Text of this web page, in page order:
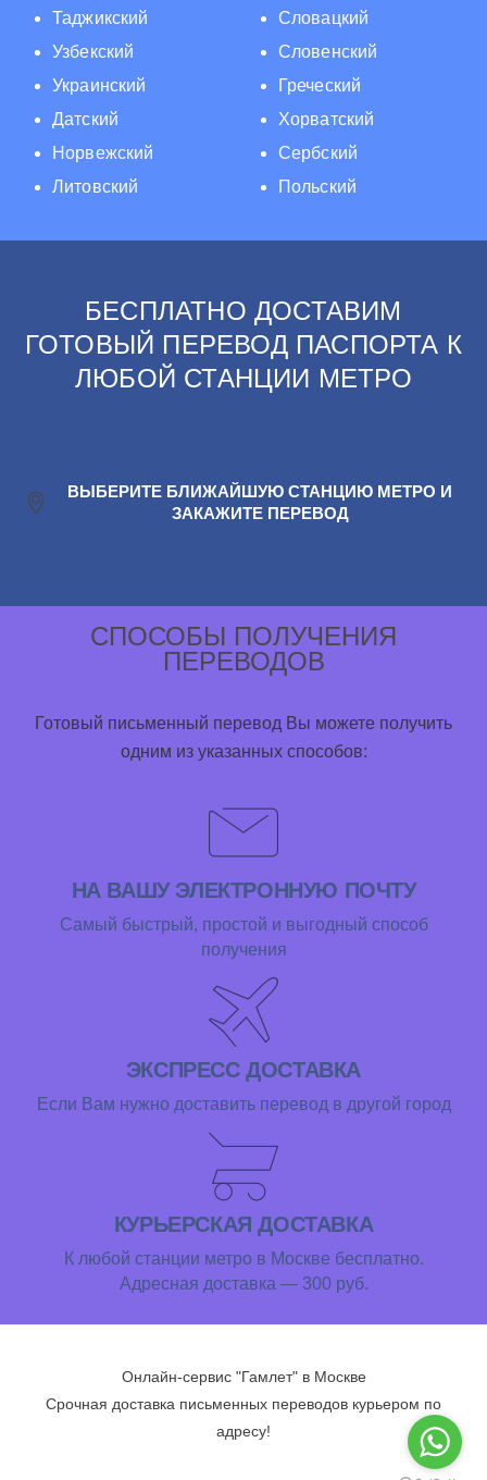
Таджикский
Узбекский
Украинский
Датский
Норвежский
Литовский
Словацкий
Словенский
Греческий
Хорватский
Сербский
Польский
БЕСПЛАТНО ДОСТАВИМ
ГОТОВЫЙ ПЕРЕВОД ПАСПОРТА К
ЛЮБОЙ СТАНЦИИ МЕТРО
ВЫБЕРИТЕ БЛИЖАЙШУЮ СТАНЦИЮ МЕТРО И
ЗАКАЖИТЕ ПЕРЕВОД
СПОСОБЫ ПОЛУЧЕНИЯ
ПЕРЕВОДОВ
Готовый письменный перевод Вы можете получить
одним из указанных способов:
НА ВАШУ ЭЛЕКТРОННУЮ ПОЧТУ
Самый быстрый, простой и выгодный способ
получения
ЭКСПРЕСС ДОСТАВКА
Если Вам нужно доставить перевод в другой город
КУРЬЕРСКАЯ ДОСТАВКА
К любой станции метро в Москве бесплатно.
Адресная доставка — 300 руб.
Онлайн-сервис "Гамлет" в Москве
Срочная доставка письменных переводов курьером по
адресу!